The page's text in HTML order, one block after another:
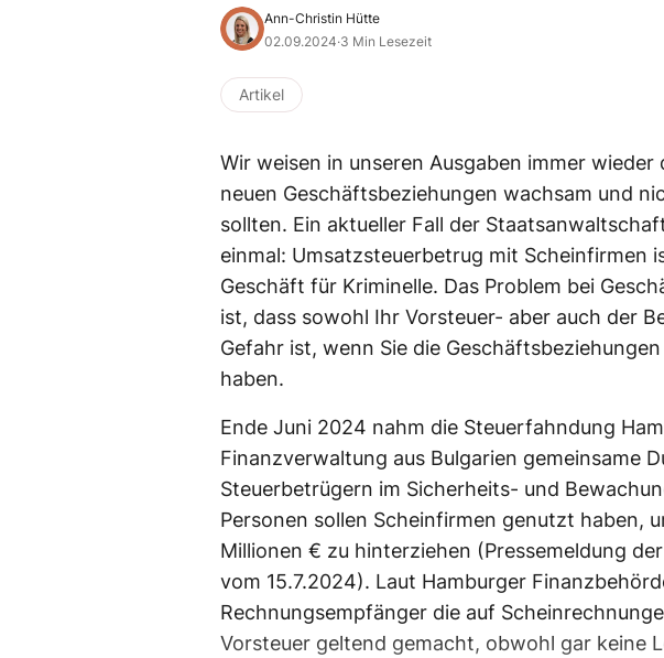
Ann-Christin Hütte
02.09.2024·3 Min Lesezeit
Artikel
Wir weisen in unseren Ausgaben immer wieder
neuen Geschäftsbeziehungen wachsam und
sollten. Ein aktueller Fall der
einmal: Umsatzsteuerbetrug mit Scheinfirmen
Geschäft für Kriminelle. Das Problem bei
ist, dass sowohl Ihr Vorsteuer- aber auch der
Gefahr ist, wenn Sie die
haben.
Ende Juni 2024 nahm die Steuerfahndung
Finanzverwaltung aus Bulgarien gemeinsame
Steuerbetrügern im Sicherheits- und
Personen sollen Scheinfirmen genutzt haben,
Millionen € zu hinterziehen (Pressemeldung
vom 15.7.2024). Laut Hamburger
Rechnungsempfänger die auf
Vorsteuer geltend gemacht, obwohl gar keine